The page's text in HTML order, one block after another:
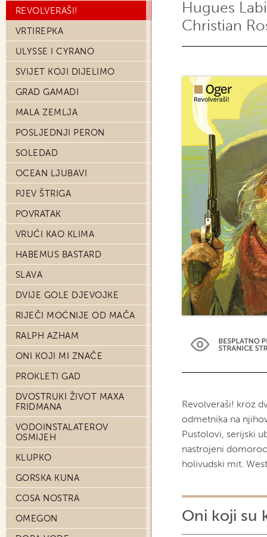
REVOLVERAŠI!
VRTIREPKA
ULYSSE I CYRANO
SVIJET KOJI DIJELIMO
GRAD GAMADI
MALA ZEMLJA
POSLJEDNJI PERON
SOLEDAD
OCEAN LJUBAVI
PJEV ŠTRIGA
POVRATAK
VRUĆI KAO KLIMA
HABEMUS BASTARD
SLAVA
DVIJE GOLE DJEVOJKE
RIJEČI MOĆNIJE OD MAČA
RALPH AZHAM
ONI KOJI MI ZNAČE
PROKLETI GAD
DVOSTRUKI ŽIVOT MAXA
FRIDMANA
VODOINSTALATEROV
OSMIJEH
KLUPKO
GORSKA KUNA
COSA NOSTRA
OMEGON
Hugues
Christian
Revolveraši! kroz
odmetnika na
Pustolovi, serijski
nastrojeni
holivudski mit.
Oni koji su